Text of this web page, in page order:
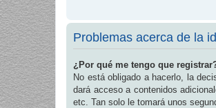
Problemas acerca de la
¿Por qué me tengo que
No está obligado a hacerlo, la
dará acceso a contenidos
etc. Tan solo le tomará unos